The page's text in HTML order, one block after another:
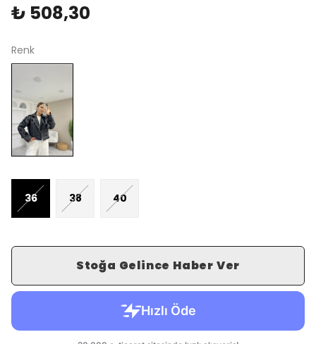
₺ 508,30
Renk
36 38 40
Stoğa Gelince Haber Ver